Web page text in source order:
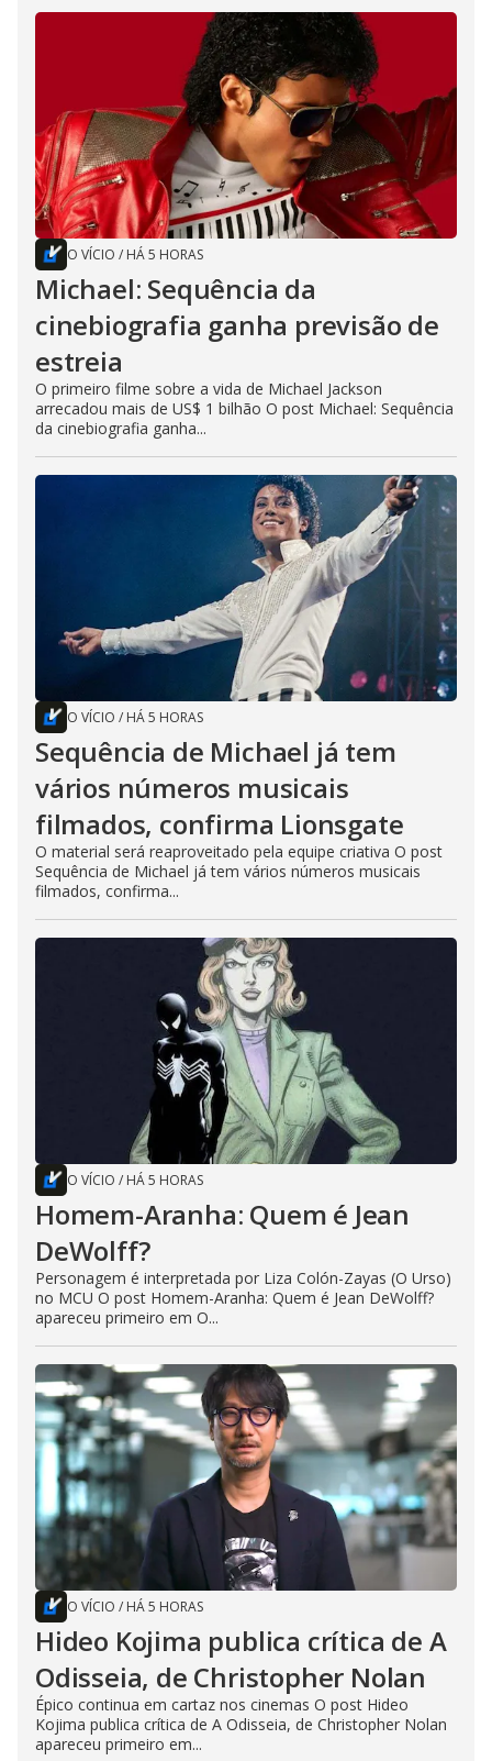
O VÍCIO / HÁ 5 HORAS
Michael: Sequência da
cinebiografia ganha previsão de
estreia
O primeiro filme sobre a vida de Michael Jackson
arrecadou mais de US$ 1 bilhão O post Michael: Sequência
da cinebiografia ganha...
O VÍCIO / HÁ 5 HORAS
Sequência de Michael já tem
vários números musicais
filmados, confirma Lionsgate
O material será reaproveitado pela equipe criativa O post
Sequência de Michael já tem vários números musicais
filmados, confirma...
O VÍCIO / HÁ 5 HORAS
Homem-Aranha: Quem é Jean
DeWolff?
Personagem é interpretada por Liza Colón-Zayas (O Urso)
no MCU O post Homem-Aranha: Quem é Jean DeWolff?
apareceu primeiro em O...
O VÍCIO / HÁ 5 HORAS
Hideo Kojima publica crítica de A
Odisseia, de Christopher Nolan
Épico continua em cartaz nos cinemas O post Hideo
Kojima publica crítica de A Odisseia, de Christopher Nolan
apareceu primeiro em...